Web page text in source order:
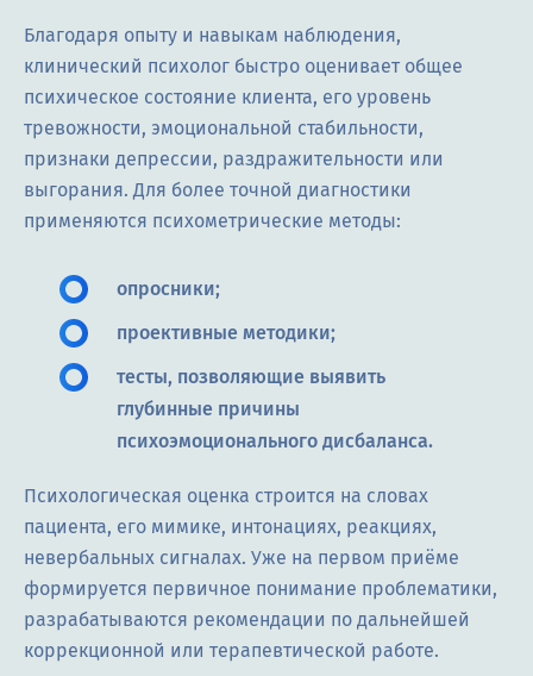
Благодаря опыту и навыкам наблюдения,
клинический психолог быстро оценивает общее
психическое состояние клиента, его уровень
тревожности, эмоциональной стабильности,
признаки депрессии, раздражительности или
выгорания. Для более точной диагностики
применяются психометрические методы:
опросники;
проективные методики;
тесты, позволяющие выявить
глубинные причины
психоэмоционального дисбаланса.
Психологическая оценка строится на словах
пациента, его мимике, интонациях, реакциях,
невербальных сигналах. Уже на первом приёме
формируется первичное понимание проблематики,
разрабатываются рекомендации по дальнейшей
коррекционной или терапевтической работе.